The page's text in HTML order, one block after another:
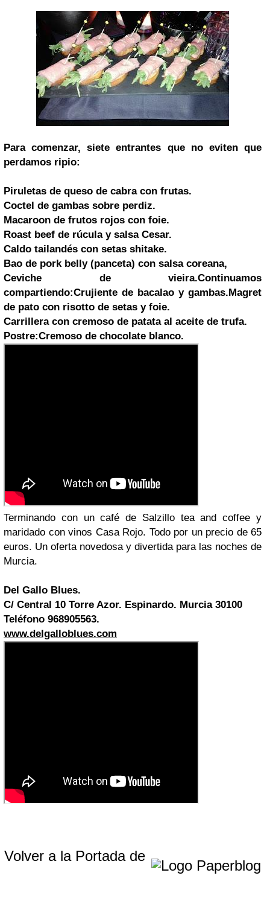
Para comenzar, siete entrantes que no eviten que
perdamos ripio:
Piruletas de queso de cabra con frutas.
Coctel de gambas sobre perdiz.
Macaroon de frutos rojos con foie.
Roast beef de rúcula y salsa Cesar.
Caldo tailandés con setas shitake.
Bao de pork belly (panceta) con salsa coreana,
Ceviche de vieira.Continuamos
compartiendo:Crujiente de bacalao y gambas. Magret
de pato con risotto de setas y foie.
Carrillera con cremoso de patata al aceite de trufa.
Postre:Cremoso de chocolate blanco.
Terminando con un café de Salzillo tea and coffee y
maridado con vinos Casa Rojo. Todo por un precio de 65
euros. Un oferta novedosa y divertida para las noches de
Murcia.
Del Gallo Blues.
C/ Central 10 Torre Azor. Espinardo. Murcia 30100
Teléfono 968905563.
www.delgalloblues.com
Volver a la Portada de